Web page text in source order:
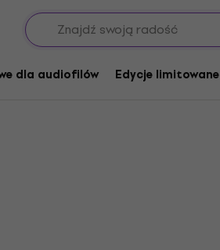
dla audiofilów Edycje limitowane